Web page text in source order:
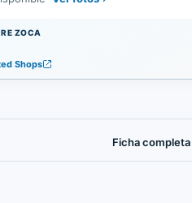
ZOCA
Shops
Ficha completa